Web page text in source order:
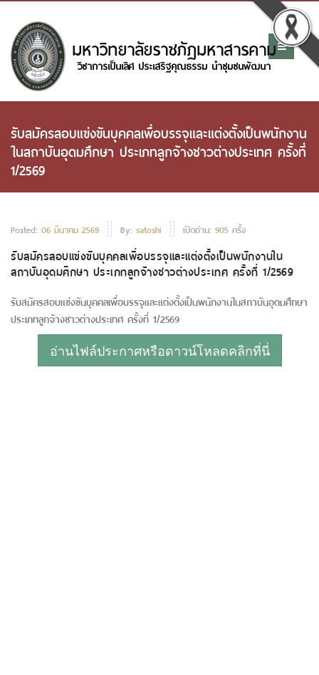
รับสมัครสอบแข่งขันบุคคลเพื่อบรรจุและแต่งตั้งเป็นพนักงาน
ในสถาบันอุดมศึกษา ประเภทลูกจ้างชาวต่างประเทศ ครั้งที่
1/2569
Posted: 06 มีนาคม 2569 By: satoshi เปิดอ่าน: 905 ครั้ง
รับสมัครสอบแข่งขันบุคคลเพื่อบรรจุและแต่งตั้งเป็นพนักงานใน
สถาบันอุดมศึกษา ประเภทลูกจ้างชาวต่างประเทศ ครั้งที่ 1/2569
รับสมัครสอบแข่งขันบุคคลเพื่อบรรจุและแต่งตั้งเป็นพนักงานในสถาบันอุดมศึกษา
ประเภทลูกจ้างชาวต่างประเทศ ครั้งที่ 1/2569
อ่านไฟล์ประกาศหรือดาวน์โหลดคลิกที่นี่